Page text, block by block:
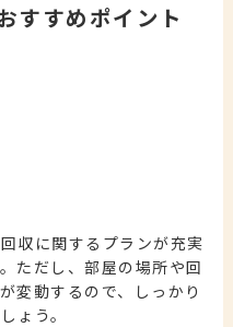
すすめポイント
収に関するプランが充実
ただし、部屋の場所や回
変動するので、しっかり
ょう。